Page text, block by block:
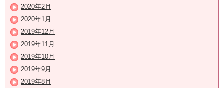
2020年2月
2020年1月
2019年12月
2019年11月
2019年10月
2019年9月
2019年8月